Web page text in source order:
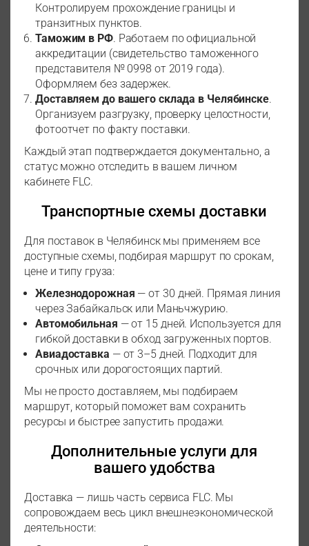
Контролируем прохождение границы и
транзитных пунктов.
Таможим в РФ. Работаем по официальной
аккредитации (свидетельство таможенного
представителя № 0998 от 2019 года).
Оформляем без задержек.
Доставляем до вашего склада в Челябинске.
Организуем разгрузку, проверку целостности,
фотоотчет по факту поставки.
Каждый этап подтверждается документально, а
статус можно отследить в вашем личном
кабинете FLC.
Транспортные схемы доставки
Для поставок в Челябинск мы применяем все
доступные схемы, подбирая маршрут по срокам,
цене и типу груза:
Железнодорожная — от 30 дней. Прямая линия
через Забайкальск или Маньчжурию.
Автомобильная — от 15 дней. Используется для
гибкой доставки в обход загруженных портов.
Авиадоставка — от 3–5 дней. Подходит для
срочных или дорогостоящих партий.
Мы не просто доставляем, мы подбираем
маршрут, который поможет вам сохранить
ресурсы и быстрее запустить продажи.
Дополнительные услуги для
вашего удобства
Доставка — лишь часть сервиса FLC. Мы
сопровождаем весь цикл внешнеэкономической
деятельности: